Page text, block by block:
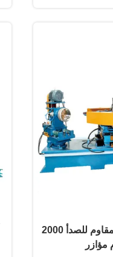
آلة تلميع وعاء الفولاذ المقاوم للصدأ 2000